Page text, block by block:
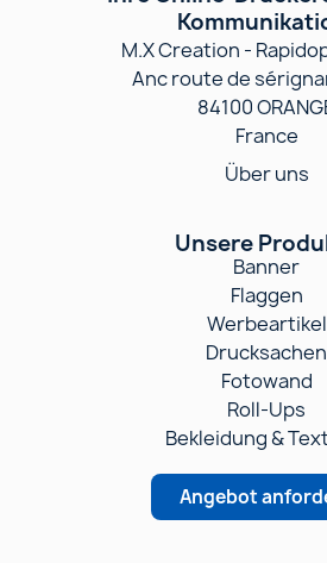
M.X Creation -
Anc route de
84100
France
Über uns
Unsere
Banner
Flaggen
Werbeartikel
Drucksachen
Fotowand
Roll-Ups
Bekleidung &
Angebot